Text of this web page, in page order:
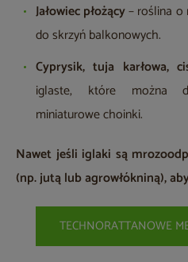
Jałowiec płożący– roślina o
do skrzyń balkonowych.
Cyprysik, tuja karłowa,
iglaste, które można
miniaturowe choinki.
Nawet jeśli iglaki są
(np. jutą lub agrowłókniną),
TECHNORATTANOWE